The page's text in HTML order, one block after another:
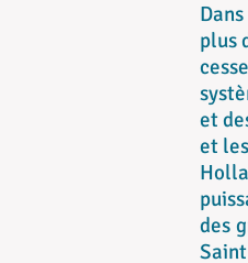
plus
et
et
des